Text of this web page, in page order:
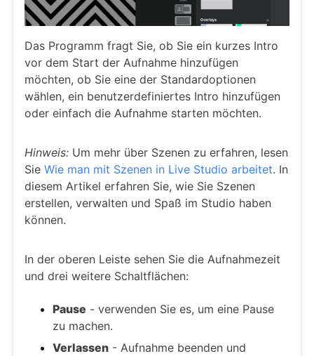
Das Programm fragt Sie, ob Sie ein kurzes Intro
vor dem Start der Aufnahme hinzufügen
möchten, ob Sie eine der Standardoptionen
wählen, ein benutzerdefiniertes Intro hinzufügen
oder einfach die Aufnahme starten möchten.
Hinweis: Um mehr über Szenen zu erfahren, lesen
Sie Wie man mit Szenen in Live Studio arbeitet. In
diesem Artikel erfahren Sie, wie Sie Szenen
erstellen, verwalten und Spaß im Studio haben
können.
In der oberen Leiste sehen Sie die Aufnahmezeit
und drei weitere Schaltflächen:
Pause - verwenden Sie es, um eine Pause
zu machen.
Verlassen - Aufnahme beenden und